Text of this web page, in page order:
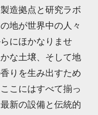
造拠点と研究ラボ
地が世界中の人々
にほかなりませ
な土壌、そして地
りを生み出すため
こにはすべて揃っ
新の設備と伝統的